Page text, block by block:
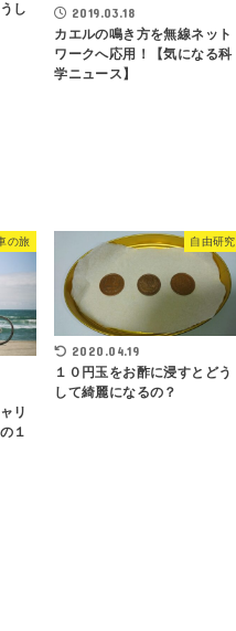
し
2019.03.18
カエルの鳴き方を無線ネット
ワークへ応用！【気になる科
学ニュース】
の旅
リ
１
自由研究
2020.04.19
１０円玉をお酢に浸すとどう
して綺麗になるの？